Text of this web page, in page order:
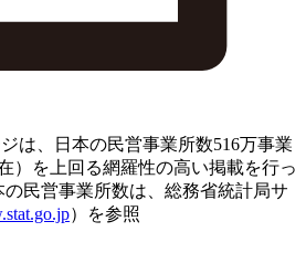
は、日本の民営事業所数516万事業
）を上回る網羅性の高い掲載を行っ
民営事業所数は、総務省統計局サ
）を参照